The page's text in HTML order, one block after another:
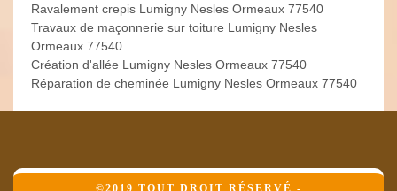
Ravalement crepis Lumigny Nesles Ormeaux 77540
Travaux de maçonnerie sur toiture Lumigny Nesles
Ormeaux 77540
Création d'allée Lumigny Nesles Ormeaux 77540
Réparation de cheminée Lumigny Nesles Ormeaux 77540
©2019 TOUT DROIT RÉSERVÉ -